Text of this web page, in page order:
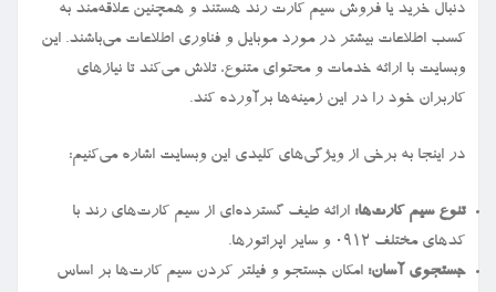
دنبال خرید یا فروش سیم کارت رند هستند و همچنین علاقه‌مند به
کسب اطلاعات بیشتر در مورد موبایل و فناوری اطلاعات می‌باشند. این
وبسایت با ارائه خدمات و محتوای متنوع، تلاش می‌کند تا نیازهای
کاربران خود را در این زمینه‌ها برآورده کند.
در اینجا به برخی از ویژگی‌های کلیدی این وبسایت اشاره می‌کنیم:
تنوع سیم کارت‌ها: ارائه طیف گسترده‌ای از سیم کارت‌های رند با
کدهای مختلف ۰۹۱۲ و سایر اپراتورها.
جستجوی آسان: امکان جستجو و فیلتر کردن سیم کارت‌ها بر اساس